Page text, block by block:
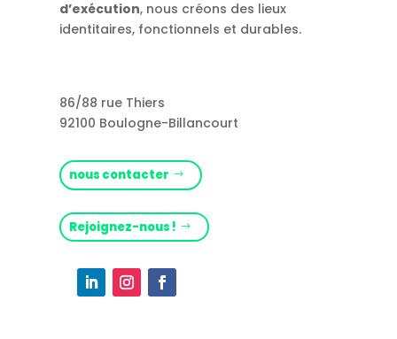
d’exécution, nous créons des lieux
identitaires, fonctionnels et durables.
86/88 rue Thiers
92100 Boulogne-Billancourt
nous contacter
Rejoignez-nous !